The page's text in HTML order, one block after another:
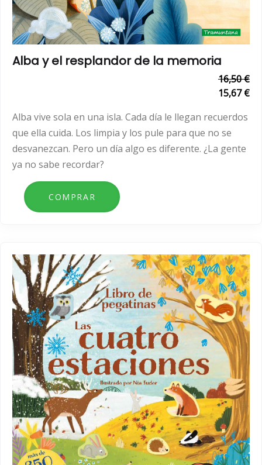
Alba y el resplandor de la memoria
16,50 €
15,67 €
Alba vive sola en una isla. Cada día le llegan recuerdos
que ella cuida. Los limpia y los pule para que no se
desvanezcan. Pero un día algo es diferente. ¿La gente
ya no sabe recordar?